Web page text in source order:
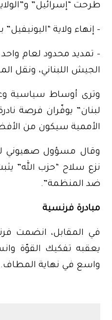
طرحت “إسرائيل”
– إنهاء ولاية
– تمديد محدود لعام
الجيش اللبناني، ونقل
وترى أوساط سياسية
لبنان” يوفّران فرصة
الأممية سيكون من
وقال مسؤول صهيوني
نزع سلاح “حزب الله”
ضد المنظمة”.
مبادرة فرنسية
في المقابل، انضمت
يعقبه تفكيك القوّة
واسع في نهاية المطاف.